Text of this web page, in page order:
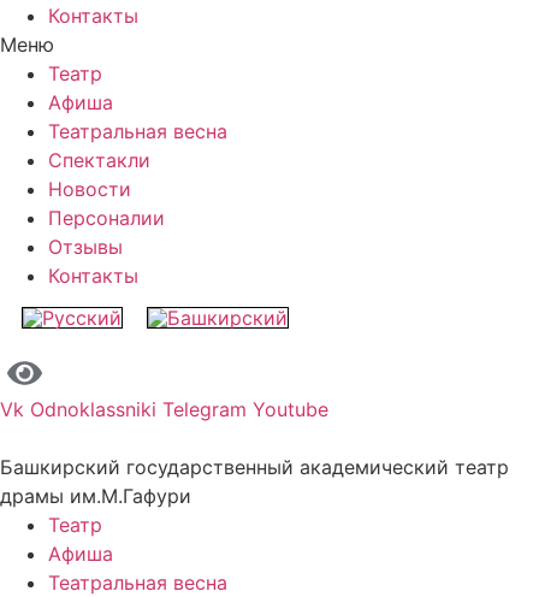
Контакты
Меню
Театр
Афиша
Театральная весна
Спектакли
Новости
Персоналии
Отзывы
Контакты
Vk Odnoklassniki Telegram Youtube
Башкирский государственный академический театр
драмы им.М.Гафури
Театр
Афиша
Театральная весна